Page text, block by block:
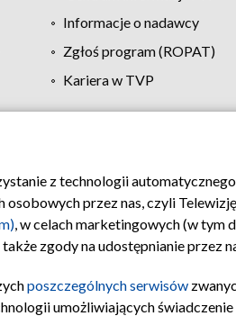
Informacje o nadawcy
Zgłoś program (ROPAT)
Kariera w TVP
Moje zgody
z technologii
przez nas, czyli
, w celach marketingowych (w tym
zgody na udostępnianie przez
poszczególnych serwisów
umożliwiających